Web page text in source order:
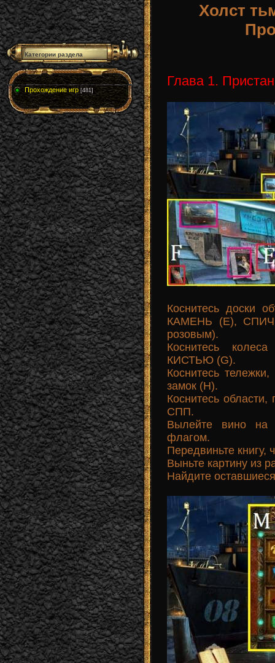
Категории раздела
Прохождение игр [481]
Холст
Глава 1.
Коснитесь доски
КАМЕНЬ (E),
розовым).
Коснитесь
КИСТЬЮ (G).
Коснитесь
замок (H).
Коснитесь
СПП.
Вылейте вино на
флагом.
Передвиньте книгу,
Выньте картину из
Найдите